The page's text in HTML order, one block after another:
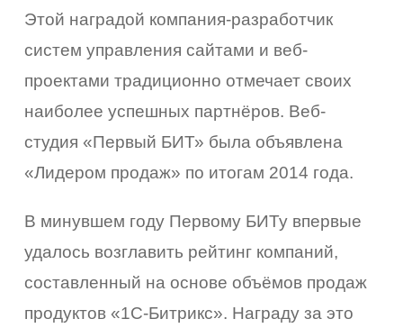
Этой наградой компания-разработчик
систем управления сайтами и веб-
проектами традиционно отмечает своих
наиболее успешных партнёров. Веб-
студия «Первый БИТ» была объявлена
«Лидером продаж» по итогам 2014 года.
В минувшем году Первому БИТу впервые
удалось возглавить рейтинг компаний,
составленный на основе объёмов продаж
продуктов «1С-Битрикс». Награду за это